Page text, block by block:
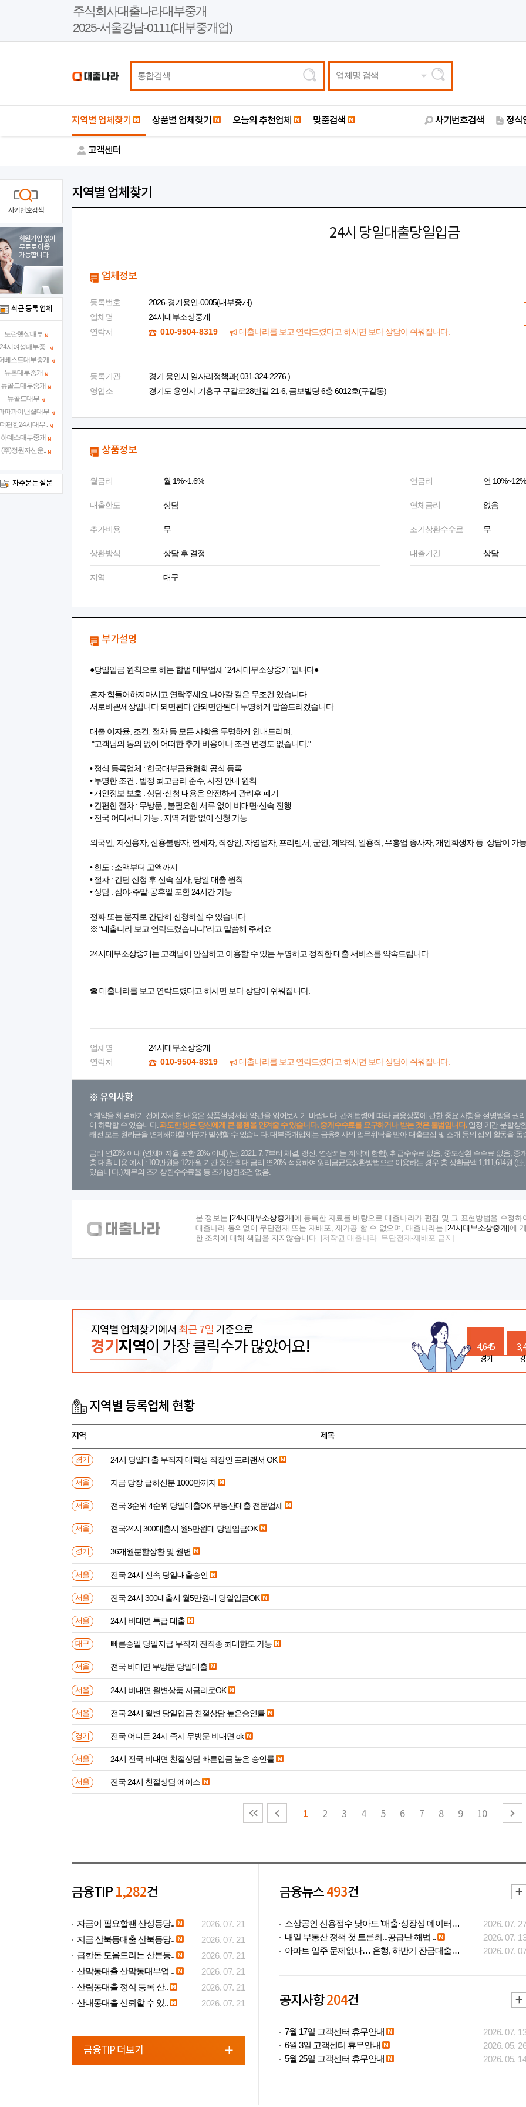
주식회사대출나라대부중개
2025-서울강남-0111(대부중개업)
업체명 검색
지역별 업체찾기 상품별 업체찾기 오늘의 추천업체 맞춤검색 사기번호검색 정식
고객센터
지역별 업체찾기
24시 당일대출당일입금
업체정보
등록번호
2026-경기용인-0005(대부중개)
업체명
24시대부소상중개
연락처
010-9504-8319 대출나라를 보고 연락드렸다고 하시면 보다 상담이 쉬워집니다.
등록기관
경기 용인시 일자리정책과( 031-324-2276 )
영업소
경기도 용인시 기흥구 구갈로28번길 21-6, 금보빌딩 6층 6012호(구갈동)
상품정보
월금리 월 1%~1.6% 연금리 연 10%~12%
대출한도 상담 연체금리 없음
추가비용 무 조기상환수수료 무
상환방식 상담 후 결정 대출기간 상담
지역 대구
부가설명
●당일입금 원칙으로 하는 합법 대부업체 "24시대부소상중개"입니다●
혼자 힘들어하지마시고 연락주세요 나아갈 길은 무조건 있습니다
서로바쁜세상입니다 되면된다 안되면안된다 투명하게 말씀드리겠습니다
대출 이자율, 조건, 절차 등 모든 사항을 투명하게 안내드리며,
"고객님의 동의 없이 어떠한 추가 비용이나 조건 변경도 없습니다."
• 정식 등록업체 : 한국대부금융협회 공식 등록
• 투명한 조건 : 법정 최고금리 준수, 사전 안내 원칙
• 개인정보 보호 : 상담·신청 내용은 안전하게 관리후 폐기
• 간편한 절차 : 무방문 , 불필요한 서류 없이 비대면·신속 진행
• 전국 어디서나 가능 : 지역 제한 없이 신청 가능
외국인, 저신용자, 신용불량자, 연체자, 직장인, 자영업자, 프리랜서, 군인, 계약직, 일용직, 유흥업 종사자, 개인회생자 등 상담이 가
• 한도 : 소액부터 고액까지
• 절차 : 간단 신청 후 신속 심사, 당일 대출 원칙
• 상담 : 심야·주말·공휴일 포함 24시간 가능
전화 또는 문자로 간단히 신청하실 수 있습니다.
※ “대출나라 보고 연락드렸습니다”라고 말씀해 주세요
24시대부소상중개는 고객님이 안심하고 이용할 수 있는 투명하고 정직한 대출 서비스를 약속드립니다.
☎ 대출나라를 보고 연락드렸다고 하시면 보다 상담이 쉬워집니다.
업체명
24시대부소상중개
연락처
010-9504-8319 대출나라를 보고 연락드렸다고 하시면 보다 상담이 쉬워집니다.
※ 유의사항
계약을 체결하기 전에 자세한 내용은 상품설명서와 약관을 읽어보시기 바랍니다. 관계법령에 따라 금융상품에 관한 중요 사항을 설명받을 권
이 하락할 수 있습니다.과도한 빚은 당신에게 큰 불행을 안겨줄 수 있습니다. 중개수수료를 요구하거나 받는 것은 불법입니다.일정 기간 분할상
래전 모든 원리금을 변제해야할 의무가 발생할 수 있습니다. 대부중개업체는 금융회사의 업무위탁을 받아 대출모집 및 소개 등의 섭외 활동을
금리 연20% 이내 (연체이자율 포함 20% 이내) (단, 2021. 7. 7부터 체결, 갱신, 연장되는 계약에 한함), 취급수수료 없음, 중도상환 수수료 없음,
총 대출 비용 예시 : 100만원을 12개월 기간 동안 최대 금리 연20% 적용하여 원리금균등상환방법으로 이용하는 경우 총 상환금액 1,111,614원 (
있습니 다.) 채무의 조기상환수수료율 등 조기상환조건 없음.
본 정보는 [24시대부소상중개] 에 등록한 자료를 바탕으로 대출나라가 편집 및 그 표현방법을 수정하
대출나라 동의없이 무단전재 또는 재배포, 재가공 할 수 없으며, 대출나라는 [24시대부소상중개]에
한 조치에 대해 책임을 지지않습니다.
[저작권 대출나라. 무단전재-재배포 금지]
지역별 업체찾기에서 최근 7일 기준으로
경기 지역이 가장 클릭수가 많았어요! 4,645
경기
지역별 등록업체 현황
지역 제목
경기 24시 당일대출 무직자 대학생 직장인 프리랜서 OK
서울 지금 당장 급하신분 1000만까지
서울 전국 3순위 4순위 당일대출OK 부동산대출 전문업체
서울 전국24시 300대출시 월5만원대 당일입금OK
경기 36개월분할상환 및 월변
서울 전국 24시 신속 당일대출승인
서울 전국 24시 300대출시 월5만원대 당일입금OK
서울 24시 비대면 특급 대출
대구 빠른승일 당일지급 무직자 전직종 최대한도 가능
서울 전국 비대면 무방문 당일대출
서울 24시 비대면 월변상품 저금리로OK
서울 전국 24시 월변 당일입금 친절상담 높은승인률
경기 전국 어디든 24시 즉시 무방문 비대면 ok
서울 24시 전국 비대면 친절상담 빠른입금 높은 승인률
서울 전국 24시 친절상담 에이스
1 2 3 4 5 6 7 8 9 10
사기번호검색
회원가입 없이
무료로 이용
가능합니다.
최근 등록 업체
노란햇살대부
시여성대부중..
베스트대부중개
뉴본대부중개
뉴골드대부중개
뉴골드대부
파파이낸셜대부
편한24시대부..
하데스대부중개
(주)정원자산운..
자주묻는 질문
금융TIP 1,282건
자금이 필요할땐 산성동당..
2026. 07. 21
지금 산북동대출 산북동당..
2026. 07. 21
급한돈 도움드리는 산본동..
2026. 07. 21
산막동대출 산막동대부업 ..
2026. 07. 21
산림동대출 정식 등록 산..
2026. 07. 21
산내동대출 신뢰할 수 있..
2026. 07. 21
금융TIP 더보기
금융뉴스493건
소상공인 신용점수 낮아도 '매출·성장성 데이터..
2026. 07. 27
내일 부동산 정책 첫 토론회...공급난 해법 ..
2026. 07. 13
아파트 입주 문제없나… 은행, 하반기 잔금대출..
2026. 07. 07
공지사항204건
7월 17일 고객센터 휴무안내
2026. 07. 13
6월 3일 고객센터 휴무안내
2026. 05. 26
5월 25일 고객센터 휴무안내
2026. 05. 14